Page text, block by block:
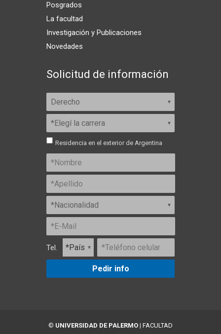
Posgrados
La facultad
Investigación y Publicaciones
Novedades
Solicitud de información
Residencia en el exterior de Argentina
Tel.
Pedir info
© UNIVERSIDAD DE PALERMO | FACULTAD